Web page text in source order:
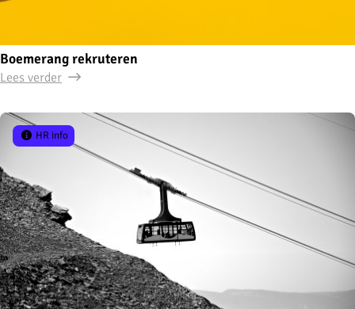
Boemerang rekruteren
Lees verder
HR info